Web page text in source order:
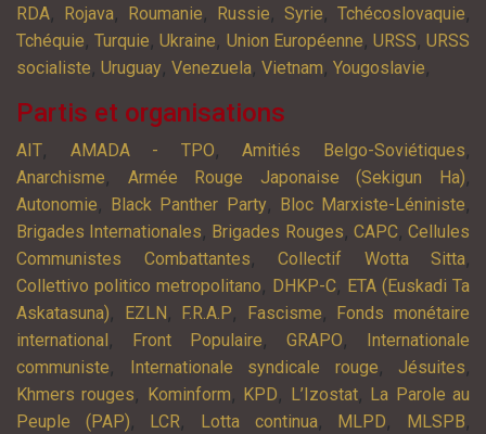
RDA, Rojava, Roumanie, Russie, Syrie, Tchécoslovaquie,
Tchéquie,Turquie,Ukraine, Union Européenne, URSS,URSS
socialiste, Uruguay, Venezuela, Vietnam, Yougoslavie,
Partis et organisations
AIT, AMADA - TPO,Amitiés Belgo-Soviétiques,
Anarchisme, Armée Rouge Japonaise (Sekigun Ha),
Autonomie, Black Panther Party, Bloc Marxiste-Léniniste,
Brigades Internationales, Brigades Rouges, CAPC,Cellules
Communistes Combattantes, Collectif Wotta Sitta,
Collettivo politico metropolitano, DHKP-C, ETA (Euskadi Ta
Askatasuna), EZLN , F.R.A.P, Fascisme,
Fonds monétaire
international , Front Populaire, GRAPO,
Internationale
communiste, Internationale syndicale rouge, Jésuites,
Khmers rouges, Kominform, KPD, L’Izostat, La Parole au
Peuple (PAP), LCR, Lotta continua, MLPD, MLSPB,